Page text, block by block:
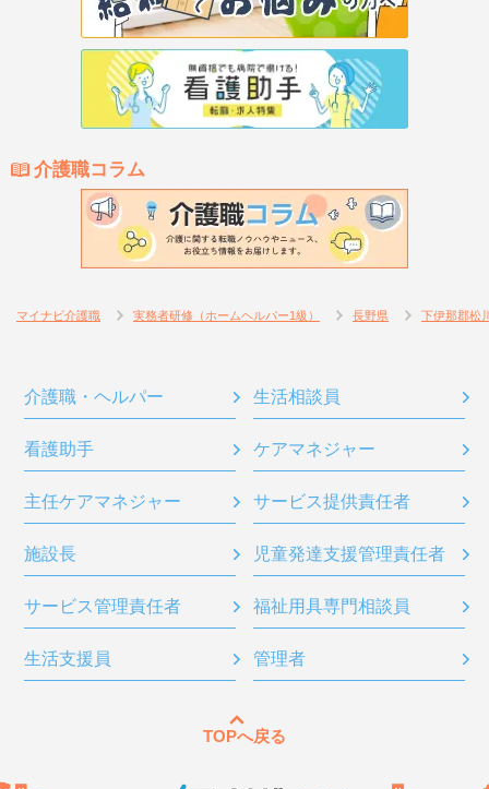
介護職コラム
マイナビ介護職 実務者研修（ホームヘルパー1級） 長野県 下伊那郡松
介護職・ヘルパー 生活相談員
看護助手 ケアマネジャー
主任ケアマネジャー サービス提供責任者
施設長 児童発達支援管理責任者
サービス管理責任者 福祉用具専門相談員
生活支援員 管理者
TOPへ戻る